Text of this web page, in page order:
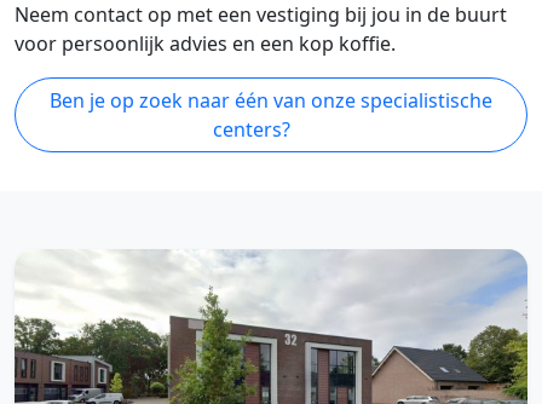
Neem contact op met een vestiging bij jou in de buurt
voor persoonlijk advies en een kop koffie.
Ben je op zoek naar één van onze specialistische
centers?